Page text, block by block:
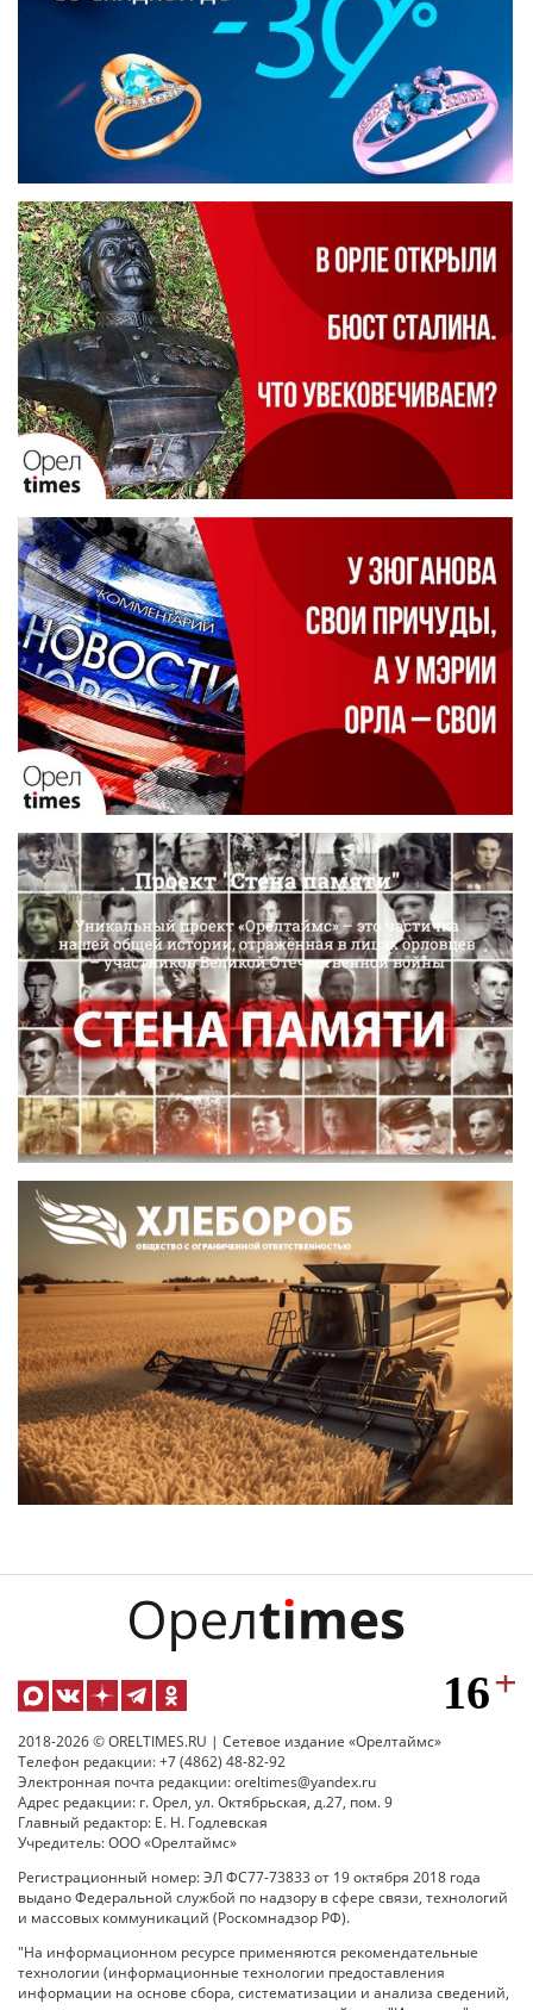
2018-2026 © ORELTIMES.RU | Сетевое издание «Орелтаймс»
Телефон редакции: +7 (4862) 48-82-92
Электронная почта редакции: oreltimes@yandex.ru
Адрес редакции: г. Орел, ул. Октябрьская, д.27, пом. 9
Главный редактор: Е. Н. Годлевская
Учредитель: ООО «Орелтаймс»
Регистрационный номер: ЭЛ ФС77-73833 от 19 октября 2018 года
выдано Федеральной службой по надзору в сфере связи, технологий
и массовых коммуникаций (Роскомнадзор РФ).
"На информационном ресурсе применяются рекомендательные
технологии (информационные технологии предоставления
информации на основе сбора, систематизации и анализа сведений,